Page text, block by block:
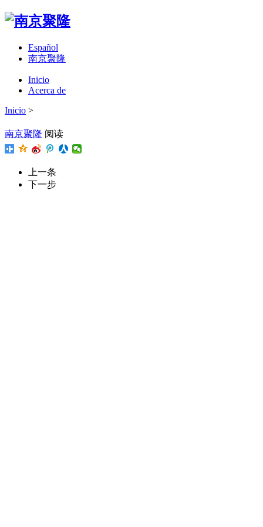
Español
南京聚隆
Inicio
Acerca de
Inicio >
南京聚隆 阅读
上一条
下一步